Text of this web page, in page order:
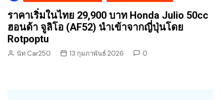
ราคาเริ่มในไทย 29,900 บาท Honda Julio 50cc
ฮอนด้า จูลิโอ (AF52) นำเข้าจากญี่ปุ่นโดย
Rotpoptu
นัท Car250 13 กุมภาพันธ์ 2026 0